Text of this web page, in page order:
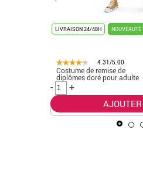
LIVRAISON 24/48H NOUVEAUTÉ
4.31/5.00
Costume de remise de
diplômes doré pour adulte
-
+
AJOUTER